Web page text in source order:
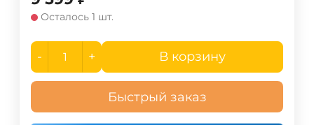
Осталось 1 шт.
- + В корзину
Быстрый заказ